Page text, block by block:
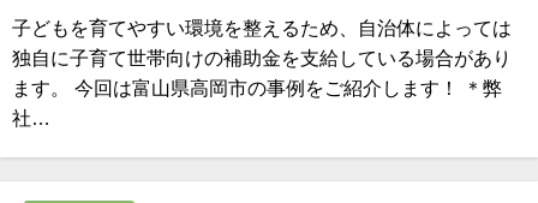
子どもを育てやすい環境を整えるため、自治体によっては
独自に子育て世帯向けの補助金を支給している場合があり
ます。 今回は富山県高岡市の事例をご紹介します！ ＊弊
社…